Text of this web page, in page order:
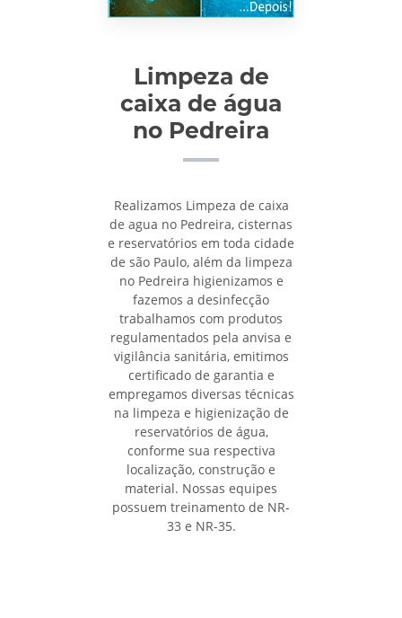
Limpeza de
caixa de água
no Pedreira
Realizamos Limpeza de caixa
de agua no Pedreira, cisternas
e reservatórios em toda cidade
de são Paulo, além da limpeza
no Pedreira higienizamos e
fazemos a desinfecção
trabalhamos com produtos
regulamentados pela anvisa e
vigilância sanitária, emitimos
certificado de garantia e
empregamos diversas técnicas
na limpeza e higienização de
reservatórios de água,
conforme sua respectiva
localização, construção e
material. Nossas equipes
possuem treinamento de NR-
33 e NR-35.